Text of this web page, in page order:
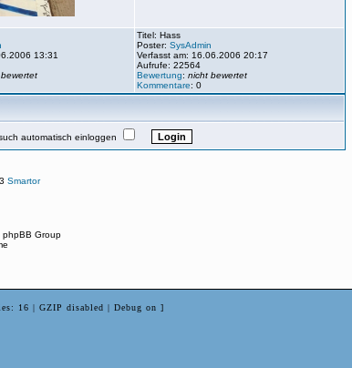
13:31
Titel: Hass
Poster: SysAdmin
Verfasst am: 16.06.2006 20:17
Aufrufe: 22564
Bewertung: nicht bewertet
Kommentare: 0
automatisch einloggen
Smartor
Group
16 | GZIP disabled | Debug on ]